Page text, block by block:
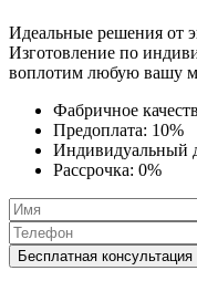
Идеальные решения от
Изготовление по
воплотим любую вашу
Фабричное
Предоплата: 10%
Индивидуальный
Рассрочка: 0%